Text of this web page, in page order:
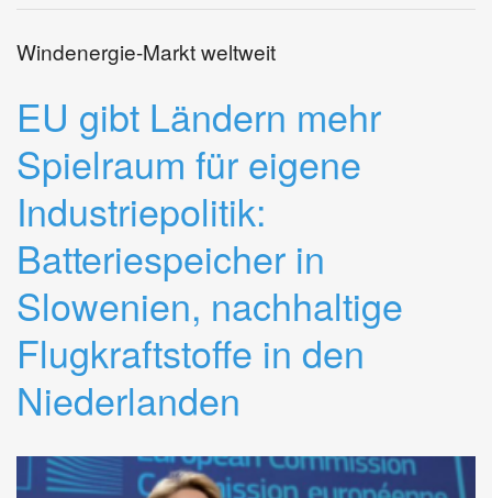
Windenergie-Markt weltweit
EU gibt Ländern mehr
Spielraum für eigene
Industriepolitik:
Batteriespeicher in
Slowenien, nachhaltige
Flugkraftstoffe in den
Niederlanden